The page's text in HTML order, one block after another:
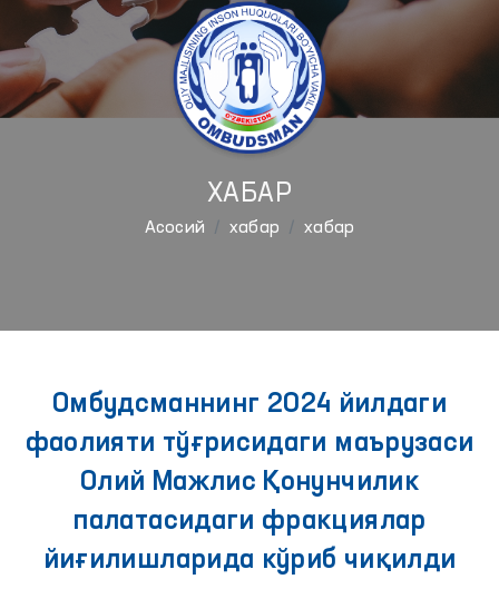
ХАБАР
Aсосий хабар хабар
Омбудсманнинг 2024 йилдаги
фаолияти тўғрисидаги маърузаси
Олий Мажлис Қонунчилик
палатасидаги фракциялар
йиғилишларида кўриб чиқилди